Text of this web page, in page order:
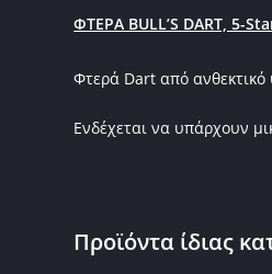
ΦΤΕΡΑ ΒULL’S DART, 5-
Φτερά Dart από ανθεκτικό
Ενδέχεται να υπάρχουν
Προϊόντα ίδιας